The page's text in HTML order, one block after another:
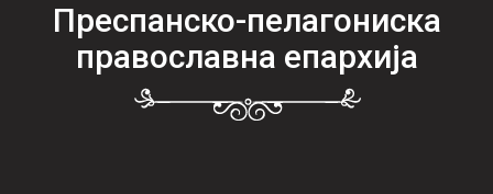
Преспанско-пелагониска
православна епархија